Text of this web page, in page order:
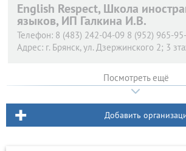
English Respect, Школа
языков, ИП Галкина И.В.
Телефон: 8 (483) 242-04-09 8 (952) 965-
Адрес: г. Брянск, ул. Дзержинского 2; 3
Посмотреть ещё
Добавить